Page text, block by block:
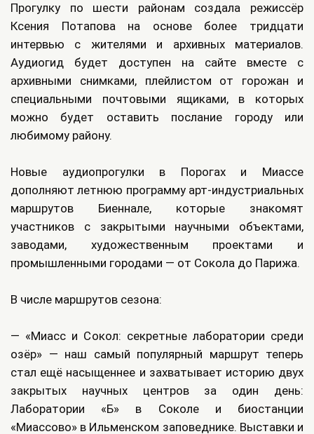
Прогулку по шести районам создала режиссёр
Ксения Потапова на основе более тридцати
интервью с жителями и архивных материалов.
Аудиогид будет доступен на сайте вместе с
архивными снимками, плейлистом от горожан и
специальными почтовыми ящиками, в которых
можно будет оставить послание городу или
любимому району.
Новые аудиопрогулки в Порогах и Миассе
дополняют летнюю программу арт‑индустриальных
маршрутов Биеннале, которые знакомят
участников с закрытыми научными объектами,
заводами, художественным проектами и
промышленными городами — от Сокола до Парижа.
В числе маршрутов сезона:
— «Миасс и Сокол: секретные лаборатории среди
озёр» — наш самый популярный маршрут теперь
стал ещё насыщеннее и захватывает историю двух
закрытых научных центров за один день:
Лаборатории «Б» в Соколе и биостанции
«Миассово» в Ильменском заповеднике. Выставки и